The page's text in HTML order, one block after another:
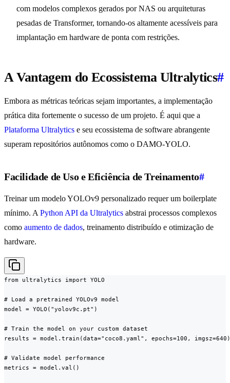
com modelos complexos gerados por NAS ou arquiteturas
pesadas de Transformer, tornando-os altamente acessíveis para
implantação em hardware de ponta com restrições.
A Vantagem do Ecossistema Ultralytics#
Embora as métricas teóricas sejam importantes, a implementação
prática dita fortemente o sucesso de um projeto. É aqui que a
Plataforma Ultralytics e seu ecossistema de software abrangente
superam repositórios autônomos como o DAMO-YOLO.
Facilidade de Uso e Eficiência de Treinamento#
Treinar um modelo YOLOv9 personalizado requer um boilerplate
mínimo. A Python API da Ultralytics abstrai processos complexos
como aumento de dados, treinamento distribuído e otimização de
hardware.
from ultralytics import YOLO
# Load a pretrained YOLOv9 model
model = YOLO("yolov9c.pt")
# Train the model on your custom dataset
results = model.train(data="coco8.yaml", epochs=100, imgsz=640)
# Validate model performance
metrics = model.val()